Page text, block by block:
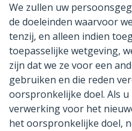
We zullen uw
de doeleinden waarvoor
tenzij, en alleen indien
toepasselijke wetgeving,
zijn dat we ze voor een
gebruiken en die reden
oorspronkelijke doel. Als
verwerking voor het
het oorspronkelijke doel,